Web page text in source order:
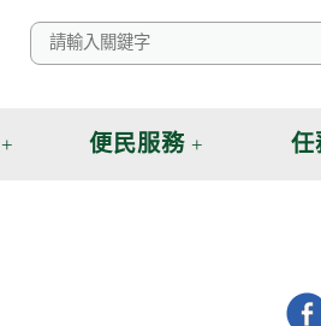
便民服務 任